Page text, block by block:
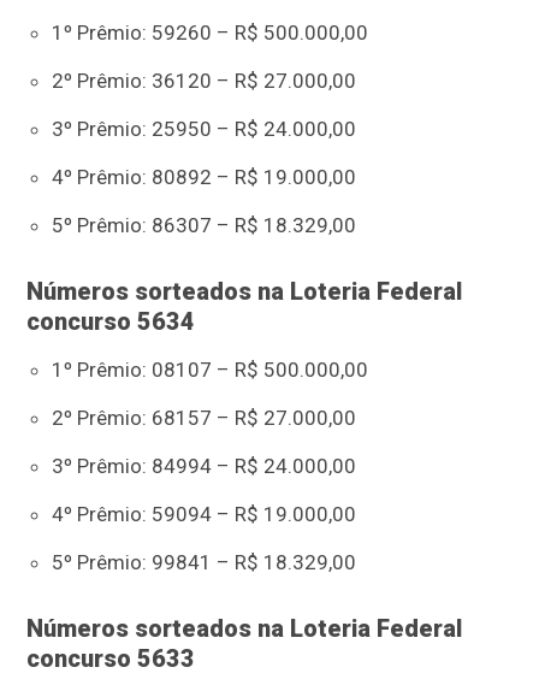
1º Prêmio: 59260 – R$ 500.000,00
2º Prêmio: 36120 – R$ 27.000,00
3º Prêmio: 25950 – R$ 24.000,00
4º Prêmio: 80892 – R$ 19.000,00
5º Prêmio: 86307 – R$ 18.329,00
Números sorteados na Loteria Federal
concurso 5634
1º Prêmio: 08107 – R$ 500.000,00
2º Prêmio: 68157 – R$ 27.000,00
3º Prêmio: 84994 – R$ 24.000,00
4º Prêmio: 59094 – R$ 19.000,00
5º Prêmio: 99841 – R$ 18.329,00
Números sorteados na Loteria Federal
concurso 5633